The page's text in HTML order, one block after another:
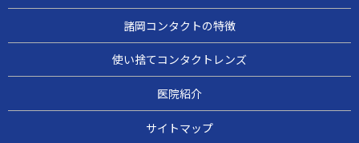
諸岡コンタクトの特徴
使い捨てコンタクトレンズ
医院紹介
サイトマップ